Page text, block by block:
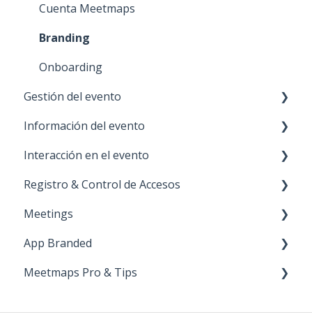
Cuenta Meetmaps
Branding
Onboarding
Gestión del evento
Métricas
Configuración
Información general
Módulos
Lista de asistentes
Propiedades
Información del evento
Home
Agenda
Streaming
Ponentes
Contacto
Interacción en el evento
Notificaciones
Encuestas
Galería de Fotos
Votaciones
Registro & Control de Accesos
Landing
Formulario de Registro
Entradas
Meetings
Meetings 1to1 (entre asistentes)
Meetings en expositores (stands)
App Branded
Lanzamiento
Meetmaps Pro & Tips